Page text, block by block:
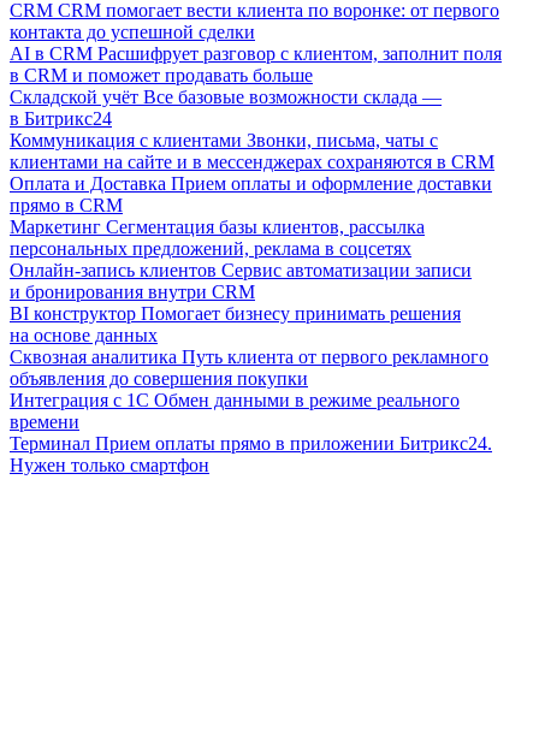
CRM CRM помогает вести клиента по воронке: от первого
контакта до успешной сделки
AI в CRM Расшифрует разговор с клиентом, заполнит поля
в CRM и поможет продавать больше
Складской учёт Все базовые возможности склада —
в Битрикс24
Коммуникация с клиентами Звонки, письма, чаты с
клиентами на сайте и в мессенджерах сохраняются в CRM
Оплата и Доставка Прием оплаты и оформление доставки
прямо в CRM
Маркетинг Сегментация базы клиентов, рассылка
персональных предложений, реклама в соцсетях
Онлайн-запись клиентов Сервис автоматизации записи
и бронирования внутри CRM
BI конструктор Помогает бизнесу принимать решения
на основе данных
Сквозная аналитика Путь клиента от первого рекламного
объявления до совершения покупки
Интеграция с 1С Обмен данными в режиме реального
времени
Терминал Прием оплаты прямо в приложении Битрикс24.
Нужен только смартфон